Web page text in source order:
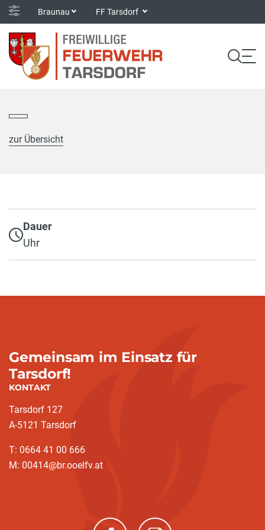
Braunau FF Tarsdorf
zur Übersicht
Dauer
Uhr
Gemeinsam im Einsatz für
Tarsdorf!
KONTAKT
Tarsdorf 127
A-5121 Tarsdorf
T: 0664 41 00 666
M: 00414@br.ooelfv.at